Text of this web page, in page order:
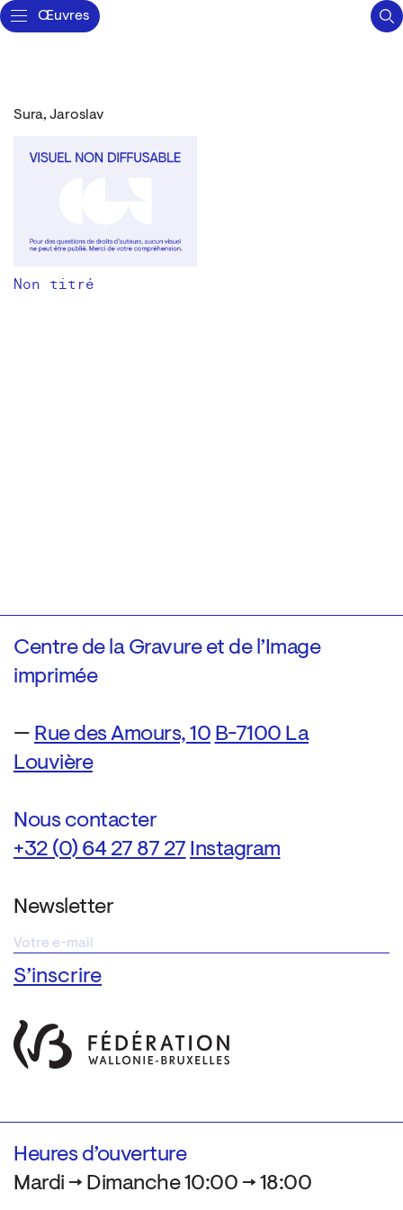
Œuvres
Sura, Jaroslav
Non titré
Centre de la Gravure et de l’Image
imprimée
— Rue des Amours, 10 B-7100 La
Louvière
Nous contacter
+32 (0) 64 27 87 27 Instagram
Newsletter
Heures d’ouverture
Mardi → Dimanche 10:00 → 18:00